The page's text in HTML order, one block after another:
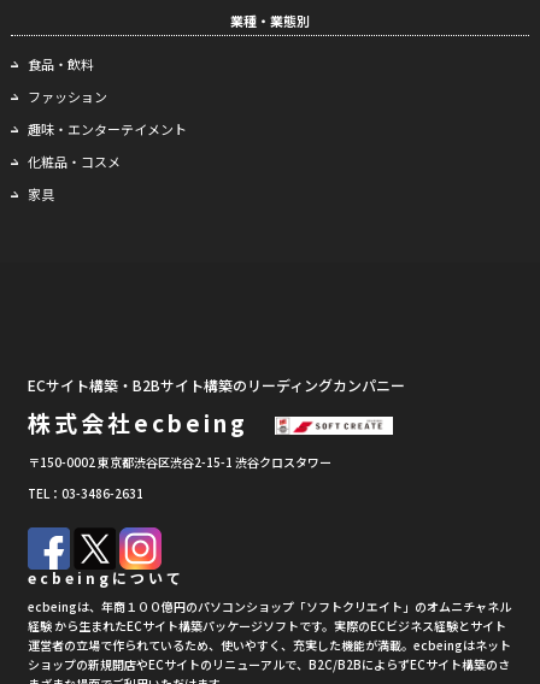
業種・業態別
食品・飲料
ファッション
趣味・エンターテイメント
化粧品・コスメ
家具
ECサイト構築・B2Bサイト構築のリーディングカンパニー
株式会社ecbeing
〒150-0002 東京都渋谷区渋谷2-15-1 渋谷クロスタワー
TEL：03-3486-2631
ecbeingについて
ecbeingは、年商１００億円のパソコンショップ「ソフトクリエイト」のオムニチャネル
経験 から生まれたECサイト構築パッケージソフトです。実際のECビジネス経験とサイト
運営者の立場で作られているため、使いやすく、充実した機能が満載。ecbeingはネット
ショップの新規開店やECサイトのリニューアルで、B2C/B2BによらずECサイト構築のさ